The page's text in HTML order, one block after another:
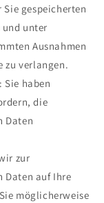
Sie gespeicherten
und unter
Ausnahmen
zu verlangen.
: Sie haben
die
Daten
zur
Daten auf Ihre
möglicherweise